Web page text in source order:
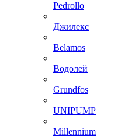
Pedrollo
Джилекс
Belamos
Водолей
Grundfos
UNIPUMP
Millennium